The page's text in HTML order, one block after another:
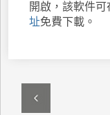
開啟，該軟件可
址免費下載。